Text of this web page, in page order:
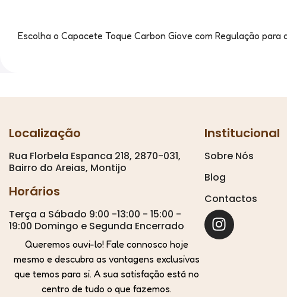
Escolha o Capacete Toque Carbon Giove com Regulação
Localização
Rua Florbela Espanca 218, 2870-031,
Bairro do Areias, Montijo
Horários
Terça a Sábado 9:00 -13:00 - 15:00 -
19:00 Domingo e Segunda Encerrado
Queremos ouvi-lo! Fale connosco hoje
mesmo e descubra as vantagens exclusivas
que temos para si. A sua satisfação está no
centro de tudo o que fazemos.
Institucional
Sobre Nós
Blog
Contactos